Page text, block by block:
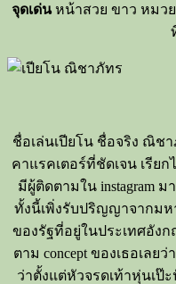
จุดเด่นหน้าสวย ขาว หมวย
ชื่อเล่นเปียโน ชื่อจริง ณิช
คาแรคเตอร์ที่ชัดเจน เรีย
มีผู้ติดตามใน instagram
ทั้งนี้เพิ่งรับปริญญาจากมห
ของรัฐที่อยู่ในประเทศอัง
ตาม concept ของเธอเลย
ว่าตั้งแต่หัวจรดเท้าหุ่นเป๊